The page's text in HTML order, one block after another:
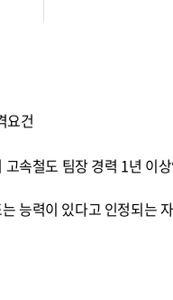
요건
속철도 팀장 경력 1년 이
능력이 있다고 인정되는 자